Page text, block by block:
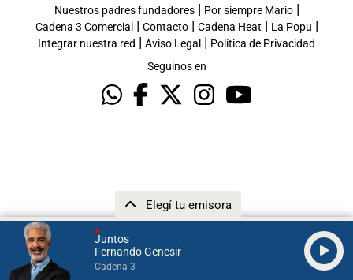
Juntos
Fernando Genesir
Cadena 3
Elegí tu emisora
Nuestros padres fundadores| Por siempre Mario|
Cadena 3 Comercial | Contacto| Cadena Heat | La Popu |
Integrar nuestra red | Aviso Legal | Política de Privacidad
Seguinos en